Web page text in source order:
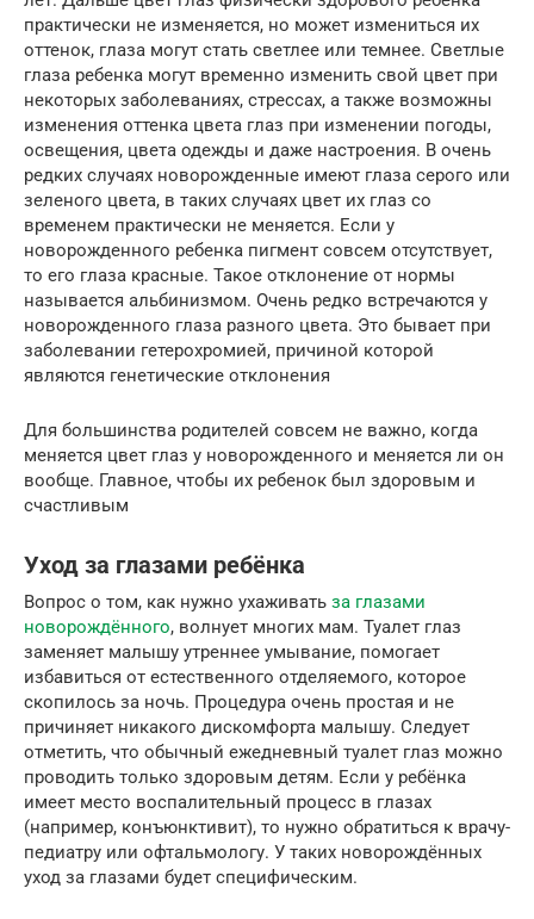
практически не изменяется, но может измениться их
оттенок, глаза могут стать светлее или темнее. Светлые
глаза ребенка могут временно изменить свой цвет при
некоторых заболеваниях, стрессах, а также возможны
изменения оттенка цвета глаз при изменении погоды,
освещения, цвета одежды и даже настроения. В очень
редких случаях новорожденные имеют глаза серого или
зеленого цвета, в таких случаях цвет их глаз со
временем практически не меняется. Если у
новорожденного ребенка пигмент совсем отсутствует,
то его глаза красные. Такое отклонение от нормы
называется альбинизмом. Очень редко встречаются у
новорожденного глаза разного цвета. Это бывает при
заболевании гетерохромией, причиной которой
являются генетические отклонения
Для большинства родителей совсем не важно, когда
меняется цвет глаз у новорожденного и меняется ли он
вообще. Главное, чтобы их ребенок был здоровым и
счастливым
Уход за глазами ребёнка
Вопрос о том, как нужно ухаживать за глазами
новорождённого, волнует многих мам. Туалет глаз
заменяет малышу утреннее умывание, помогает
избавиться от естественного отделяемого, которое
скопилось за ночь. Процедура очень простая и не
причиняет никакого дискомфорта малышу. Следует
отметить, что обычный ежедневный туалет глаз можно
проводить только здоровым детям. Если у ребёнка
имеет место воспалительный процесс в глазах
(например, конъюнктивит), то нужно обратиться к врачу-
педиатру или офтальмологу. У таких новорождённых
уход за глазами будет специфическим.